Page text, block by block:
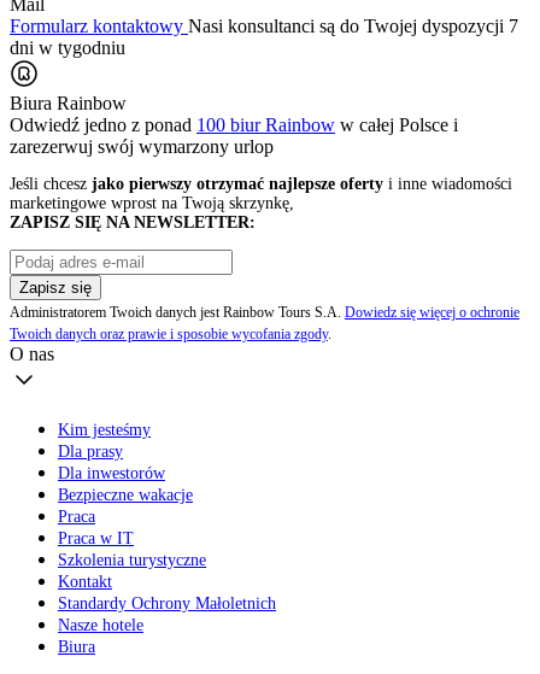
Formularz kontaktowy Nasi konsultanci są do Twojej dyspozycji 7
dni w tygodniu
Biura Rainbow
Odwiedź jedno z ponad 100 biur Rainbow w całej Polsce i
zarezerwuj swój wymarzony urlop
Jeśli chcesz jako pierwszy otrzymać najlepsze oferty i inne wiadomości
marketingowe wprost na Twoją skrzynkę,
ZAPISZ SIĘ NA NEWSLETTER:
Zapisz się
Administratorem Twoich danych jest Rainbow Tours S.A. Dowiedz się więcej o ochronie
Twoich danych oraz prawie i sposobie wycofania zgody.
O nas
Kim jesteśmy
Dla prasy
Dla inwestorów
Bezpieczne wakacje
Praca
Praca w IT
Szkolenia turystyczne
Kontakt
Standardy Ochrony Małoletnich
Nasze hotele
Biura